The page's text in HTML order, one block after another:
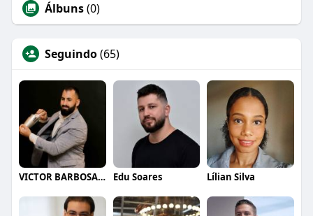
Álbuns(0)
Seguindo(65)
VICTOR BARBOSA QUARANTA Edu Soares Lílian Silva